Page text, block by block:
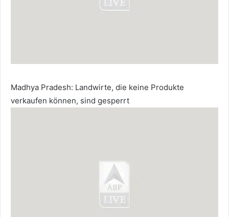
Madhya Pradesh: Landwirte, die keine Produkte
verkaufen können, sind gesperrt